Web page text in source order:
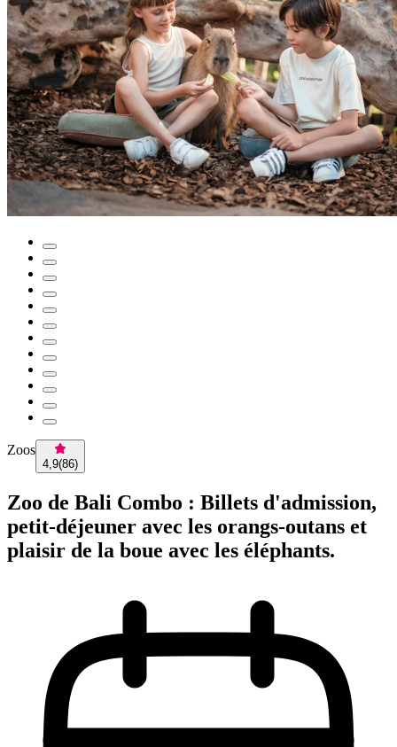
Zoos
4,9(86)
Zoo de Bali Combo : Billets d'admission,
petit-déjeuner avec les orangs-outans et
plaisir de la boue avec les éléphants.